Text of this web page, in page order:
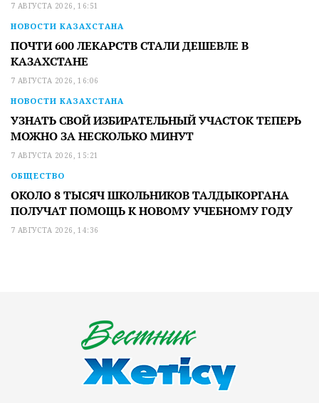
7 АВГУСТА 2026, 16:51
НОВОСТИ КАЗАХСТАНА
ПОЧТИ 600 ЛЕКАРСТВ СТАЛИ ДЕШЕВЛЕ В
КАЗАХСТАНЕ
7 АВГУСТА 2026, 16:06
НОВОСТИ КАЗАХСТАНА
УЗНАТЬ СВОЙ ИЗБИРАТЕЛЬНЫЙ УЧАСТОК ТЕПЕРЬ
МОЖНО ЗА НЕСКОЛЬКО МИНУТ
7 АВГУСТА 2026, 15:21
ОБЩЕСТВО
ОКОЛО 8 ТЫСЯЧ ШКОЛЬНИКОВ ТАЛДЫКОРГАНА
ПОЛУЧАТ ПОМОЩЬ К НОВОМУ УЧЕБНОМУ ГОДУ
7 АВГУСТА 2026, 14:36